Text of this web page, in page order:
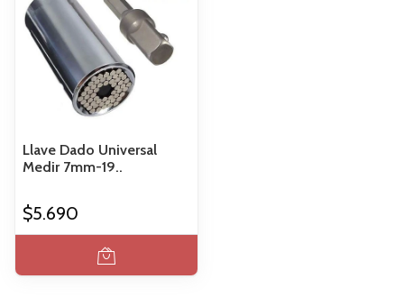
Llave Dado Universal
Medir 7mm-19..
$5.690